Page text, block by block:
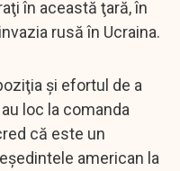
în această ţară, în
rusă în Ucraina.
şi efortul de a
loc la comanda
că este un
american la